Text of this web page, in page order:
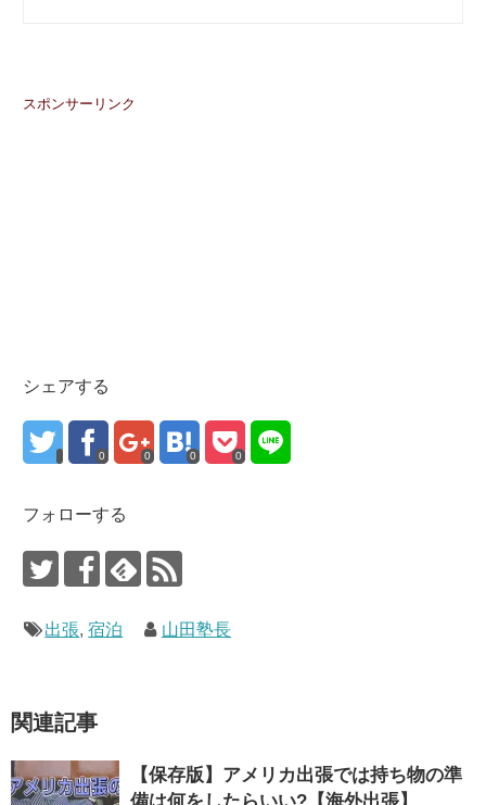
スポンサーリンク
シェアする
0 0 0 0
フォローする
出張,宿泊 山田塾長
関連記事
【保存版】アメリカ出張では持ち物の準